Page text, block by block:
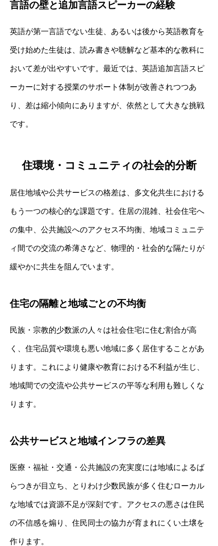
言語の壁と追加言語スピーカーの経験
英語が第一言語でない生徒、あるいは後から英語教育を
受け始めた生徒は、読み書きや聴解など基本的な教科に
おいて差が出やすいです。最近では、英語追加言語スピ
ーカーに対する授業のサポート体制が改善されつつあ
り、差は縮小傾向にありますが、依然として大きな挑戦
です。
住環境・コミュニティの社会的分断
居住地域や公共サービスの格差は、多文化共生における
もう一つの核心的な課題です。住居の混雑、社会住宅へ
の集中、公共施設へのアクセス不均衡、地域コミュニテ
ィ間での交流の希薄さなど、物理的・社会的な隔たりが
緩やかに共生を阻んでいます。
住宅の隔離と地域ごとの不均衡
民族・宗教的少数派の人々は社会住宅に住む割合が高
く、住宅品質や環境も悪い地域に多く居住することがあ
ります。これにより健康や教育における不利益が生じ、
地域間での交流や公共サービスの平等な利用も難しくな
ります。
公共サービスと地域インフラの差異
医療・福祉・交通・公共施設の充実度には地域によるば
らつきが目立ち、とりわけ少数民族が多く住むローカル
な地域では資源不足が深刻です。アクセスの悪さは住民
の不信感を煽り、住民同士の協力が育まれにくい土壌を
作ります。